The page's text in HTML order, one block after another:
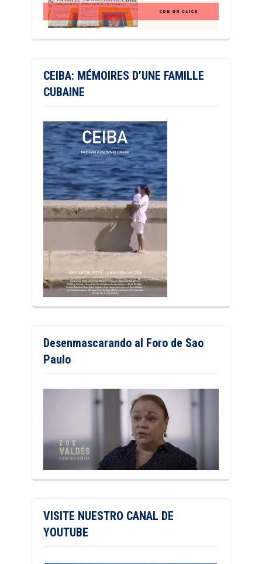
CEIBA: MÉMOIRES D’UNE FAMILLE
CUBAINE
Desenmascarando al Foro de Sao
Paulo
VISITE NUESTRO CANAL DE
YOUTUBE